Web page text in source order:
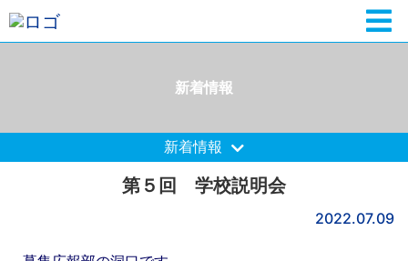
新着情報
新着情報
第５回 学校説明会
2022.07.09